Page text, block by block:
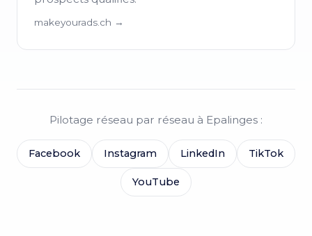
makeyourads.ch →
Pilotage réseau par réseau à Epalinges :
Facebook Instagram LinkedIn TikTok
YouTube